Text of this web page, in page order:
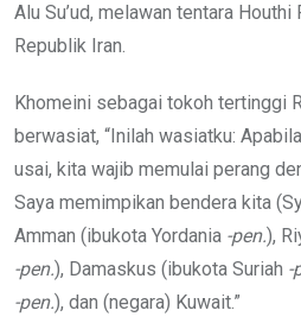
Alu Su’ud, melawan tentara
Republik Iran.
Khomeini sebagai tokoh tertinggi
berwasiat, “Inilah wasiatku:
usai, kita wajib memulai perang
Saya memimpikan bendera kita
Amman (ibukota Yordania -pen.),
-pen.), Damaskus (ibukota Suriah -
-pen.), dan (negara) Kuwait.”